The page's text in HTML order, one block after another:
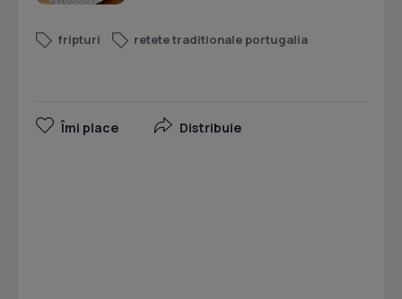
fripturi retete traditionale portugalia
Îmi place Distribuie